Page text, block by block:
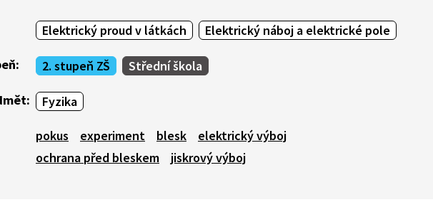
Elektrický proud v látkách Elektrický náboj a elektrické pole
2. stupeň ZŠ Střední škola
Fyzika
pokus experiment blesk
elektrický výboj
ochrana před bleskem
jiskrový výboj